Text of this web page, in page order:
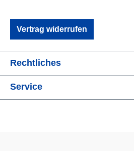
Vertrag widerrufen
Rechtliches
Service